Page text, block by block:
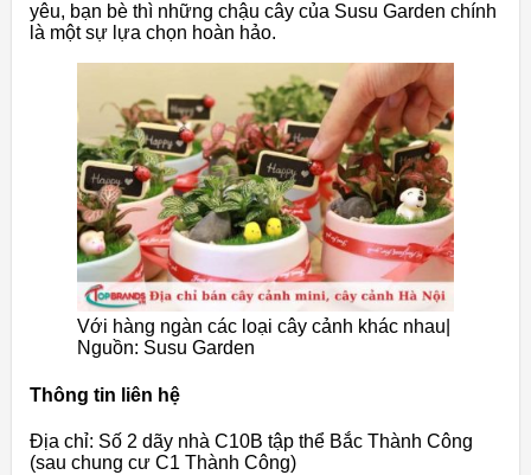
yêu, bạn bè thì những chậu cây của Susu Garden chính
là một sự lựa chọn hoàn hảo.
Với hàng ngàn các loại cây cảnh khác nhau|
Nguồn: Susu Garden
Thông tin liên hệ
Địa chỉ: Số 2 dãy nhà C10B tập thể Bắc Thành Công
(sau chung cư C1 Thành Công)